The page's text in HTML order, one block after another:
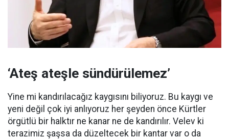
‘Ateş ateşle sündürülemez’
Yine mi kandırılacağız kaygısını biliyoruz. Bu kaygı ve
yeni değil çok iyi anlıyoruz her şeyden önce Kürtler
örgütlü bir halktır ne kanar ne de kandırılır. Velev ki
terazimiz şaşsa da düzeltecek bir kantar var o da